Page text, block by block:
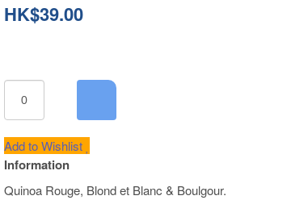
HK$39.00
Add to Wishlist
Information
Quinoa Rouge, Blond et Blanc & Boulgour.